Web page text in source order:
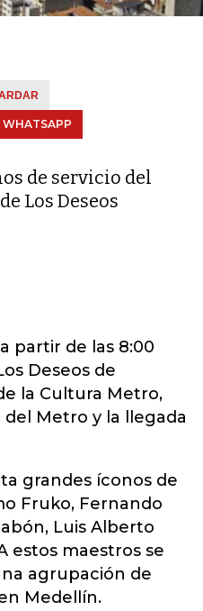
WHATSAPP
de servicio del
Los Deseos
partir de las 8:00
Deseos de
la Cultura Metro,
del Metro y la llegada
grandes íconos de
Fruko, Fernando
Luis Alberto
estos maestros se
agrupación de
Medellín.